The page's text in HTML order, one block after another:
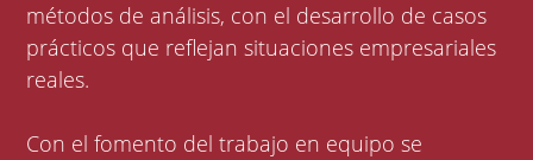
métodos de análisis, con el desarrollo de casos
prácticos que reflejan situaciones empresariales
reales.
Con el fomento del trabajo en equipo se